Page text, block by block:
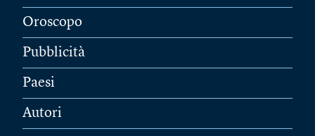
Oroscopo
Pubblicità
Paesi
Autori